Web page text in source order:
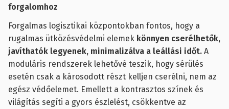
forgalomhoz
Forgalmas logisztikai központokban fontos, hogy a
rugalmas ütközésvédelmi elemek könnyen cserélhetők,
javíthatók legyenek, minimalizálva a leállási időt. A
moduláris rendszerek lehetővé teszik, hogy sérülés
esetén csak a károsodott részt kelljen cserélni, nem az
egész védőelemet. Emellett a kontrasztos színek és
világítás segíti a gyors észlelést, csökkentve az